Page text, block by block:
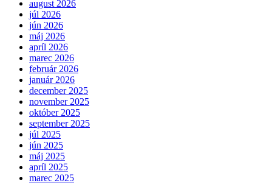
august 2026
júl 2026
jún 2026
máj 2026
apríl 2026
marec 2026
február 2026
január 2026
december 2025
november 2025
október 2025
september 2025
júl 2025
jún 2025
máj 2025
apríl 2025
marec 2025